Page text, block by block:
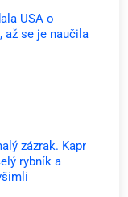
USA o
až se je naučila
zázrak. Kapr
rybník a